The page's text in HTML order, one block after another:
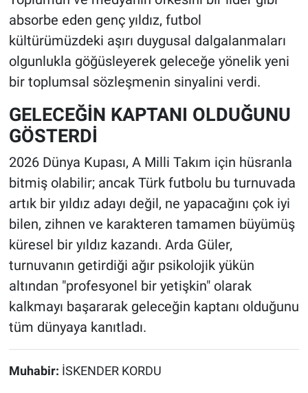
absorbe eden genç yıldız, futbol
kültürümüzdeki aşırı duygusal dalgalanmaları
olgunlukla göğüsleyerek geleceğe yönelik yeni
bir toplumsal sözleşmenin sinyalini verdi.
GELECEĞİN KAPTANI OLDUĞUNU
GÖSTERDİ
2026 Dünya Kupası, A Milli Takım için hüsranla
bitmiş olabilir; ancak Türk futbolu bu turnuvada
artık bir yıldız adayı değil, ne yapacağını çok iyi
bilen, zihnen ve karakteren tamamen büyümüş
küresel bir yıldız kazandı. Arda Güler,
turnuvanın getirdiği ağır psikolojik yükün
altından "profesyonel bir yetişkin" olarak
kalkmayı başararak geleceğin kaptanı olduğunu
tüm dünyaya kanıtladı.
Muhabir: İSKENDER KORDU